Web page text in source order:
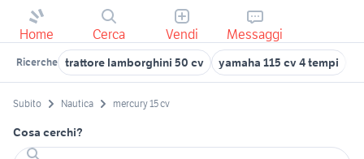
Home Cerca Vendi Messaggi
Ricerche trattore lamborghini 50 cv yamaha 115 cv 4 tempi
Subito Nautica mercury 15 cv
Cosa cerchi?